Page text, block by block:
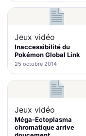
Jeux vidéo
Inaccessibilité du
Pokémon Global Link
25 octobre 2014
Jeux vidéo
Méga-Ectoplasma
chromatique arrive